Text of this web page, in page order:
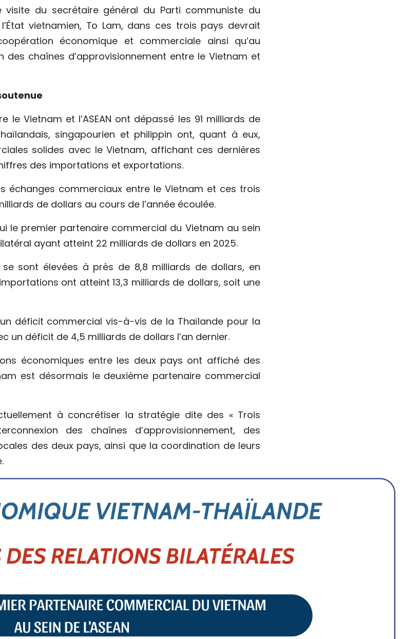
visite du secrétaire général du Parti communiste du
vietnamien, To Lam, dans ces trois pays devrait
économique et commerciale ainsi qu’au
des chaînes d’approvisionnement entre le Vietnam et
le Vietnam et l’ASEAN ont dépassé les 91 milliards de
singapourien et philippin ont, quant à eux,
solides avec le Vietnam, affichant ces dernières
des importations et exportations.
échanges commerciaux entre le Vietnam et ces trois
de dollars au cours de l’année écoulée.
le premier partenaire commercial du Vietnam au sein
ayant atteint 22 milliards de dollars en 2025.
se sont élevées à près de 8,8 milliards de dollars, en
ont atteint 13,3 milliards de dollars, soit une
déficit commercial vis-à-vis de la Thaïlande pour la
un déficit de 4,5 milliards de dollars l’an dernier.
économiques entre les deux pays ont affiché des
est désormais le deuxième partenaire commercial
à concrétiser la stratégie dite des « Trois
des chaînes d’approvisionnement, des
des deux pays, ainsi que la coordination de leurs